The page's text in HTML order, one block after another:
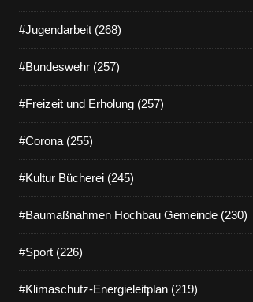
#Jugendarbeit (268)
#Bundeswehr (257)
#Freizeit und Erholung (257)
#Corona (255)
#Kultur Bücherei (245)
#Baumaßnahmen Hochbau Gemeinde (230)
#Sport (226)
#Klimaschutz-Energieleitplan (219)